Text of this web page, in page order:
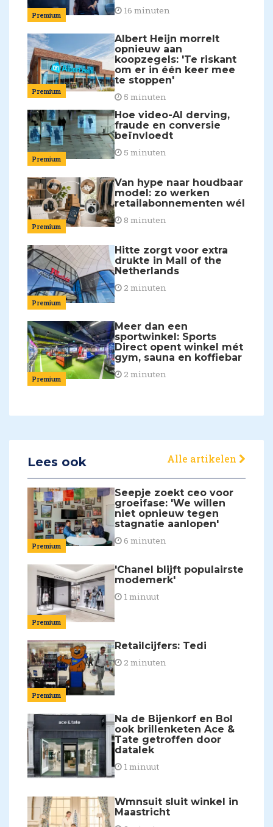
Premium 16 minuten
Premium
Albert Heijn morrelt
opnieuw aan
koopzegels: 'Te riskant
om er in één keer mee
te stoppen'
5 minuten
Premium
Hoe video-AI derving,
fraude en conversie
beïnvloedt
5 minuten
Premium
Van hype naar houdbaar
model: zo werken
retailabonnementen wél
8 minuten
Premium
Hitte zorgt voor extra
drukte in Mall of the
Netherlands
2 minuten
Premium
Meer dan een
sportwinkel: Sports
Direct opent winkel mét
gym, sauna en koffiebar
2 minuten
Lees ook Alle artikelen
Premium
Seepje zoekt ceo voor
groeifase: 'We willen
niet opnieuw tegen
stagnatie aanlopen'
6 minuten
Premium
'Chanel blijft populairste
modemerk'
1 minuut
Premium
Retailcijfers: Tedi
2 minuten
Na de Bijenkorf en Bol
ook brillenketen Ace &
Tate getroffen door
datalek
1 minuut
Wmnsuit sluit winkel in
Maastricht